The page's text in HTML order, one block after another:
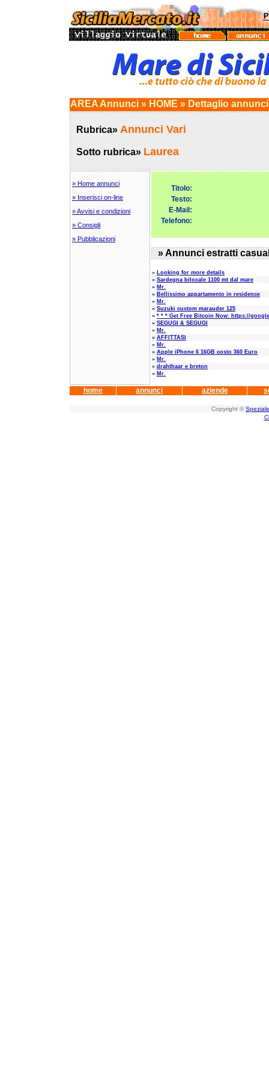
AREA Annunci » HOME » Dettaglio
Rubrica» Annunci Vari
Sotto rubrica» Laurea
» Home annunci
» Inserisci on-line
» Avvisi e condizioni
» Consigli
» Pubblicazioni
Titolo:
Testo:
E-Mail:
Telefono:
» Annunci estratti
» Looking for more details
» Sardegna bilocale 1100 mt dal mare
» Mr.
» Bellissimo appartamento in residence
» Mr.
» Suzuki custom marauder 125
» * * * Get Free Bitcoin Now: https://
» SEGUGI & SEGUGI
» Mr.
» AFFITTASI
» Mr.
» Apple iPhone 6 16GB costo 360 Euro
» Mr.
» drahthaar e breton
» Mr.
home annunci aziende
Copyright ©